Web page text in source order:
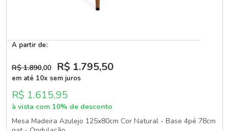
A partir de:
R$ 1.890,00 R$ 1.795,50
em até 10x sem juros
R$ 1.615,95
à vista com 10% de desconto
Mesa Madeira Azulejo 125x80cm Cor Natural - Base 4pé 78cm